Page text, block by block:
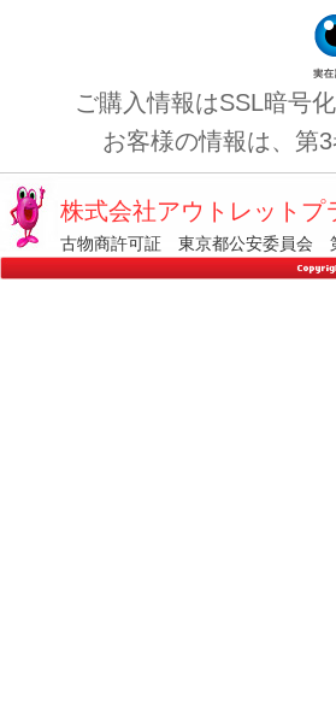
ご購入情報はSSL暗号
お客様の情報は、第
株式会社アウトレットプ
古物商許可証 東京都公安委員会